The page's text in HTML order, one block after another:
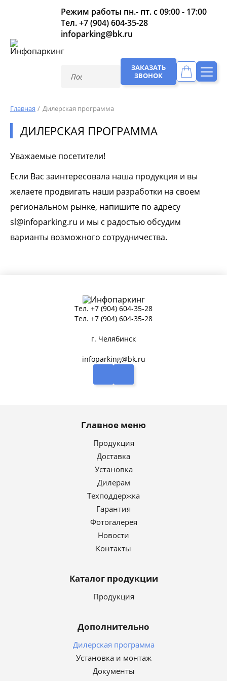
Режим работы пн.- пт. с 09:00 - 17:00
Тел.+7 (904) 604-35-28
infoparking@bk.ru
ЗАКАЗАТЬ
ЗВОНОК
Главная Дилерская программа
ДИЛЕРСКАЯ ПРОГРАММА
Уважаемые посетители!
Если Вас заинтересовала наша продукция и вы
желаете продвигать наши разработки на своем
региональном рынке, напишите по адресу
sl@infoparking.ru и мы с радостью обсудим
варианты возможного сотрудничества.
Тел. +7 (904) 604-35-28
Тел. +7 (904) 604-35-28
г. Челябинск
infoparking@bk.ru
Главное меню
Продукция
Доставка
Установка
Дилерам
Техподдержка
Гарантия
Фотогалерея
Новости
Контакты
Каталог продукции
Продукция
Дополнительно
Дилерская программа
Установка и монтаж
Документы